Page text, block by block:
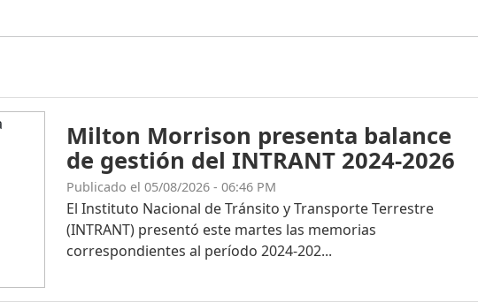
Milton Morrison presenta balance
de gestión del INTRANT 2024-2026
Publicado el 05/08/2026 - 06:46 PM
El Instituto Nacional de Tránsito y Transporte Terrestre
(INTRANT) presentó este martes las memorias
correspondientes al período 2024-202...